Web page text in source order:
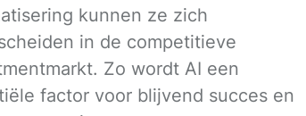
kunnen ze zich
in de competitieve
Zo wordt AI een
factor voor blijvend succes en